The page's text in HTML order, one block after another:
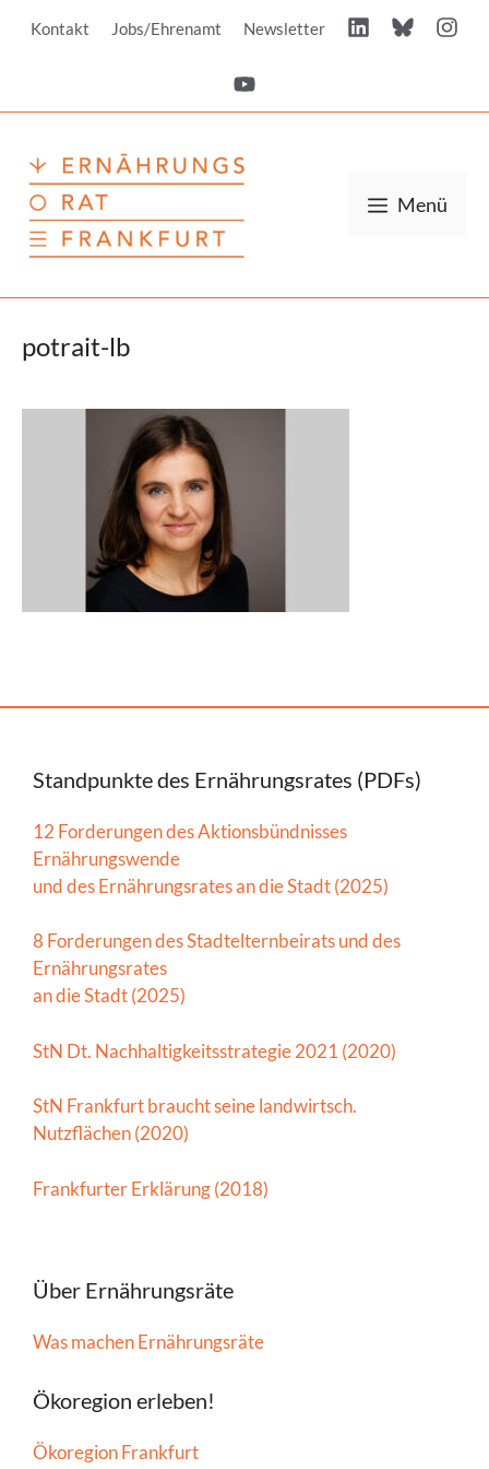
InhaltKontakt Jobs/Ehrenamt Newsletter
Menü
potrait-lb
Standpunkte des Ernährungsrates (PDFs)
12 Forderungen des Aktionsbündnisses
Ernährungswende
und des Ernährungsrates an die Stadt (2025)
8 Forderungen des Stadtelternbeirats und des
Ernährungsrates
an die Stadt (2025)
StN Dt. Nachhaltigkeitsstrategie 2021 (2020)
StN Frankfurt braucht seine landwirtsch.
Nutzflächen (2020)
Frankfurter Erklärung (2018)
Über Ernährungsräte
Was machen Ernährungsräte
Ökoregion erleben!
Ökoregion Frankfurt